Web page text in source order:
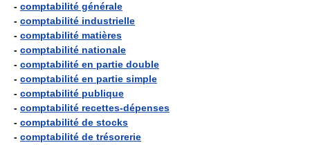
- comptabilité générale
- comptabilité industrielle
- comptabilité matières
- comptabilité nationale
- comptabilité en partie double
- comptabilité en partie simple
- comptabilité publique
- comptabilité recettes-dépenses
- comptabilité de stocks
- comptabilité de trésorerie